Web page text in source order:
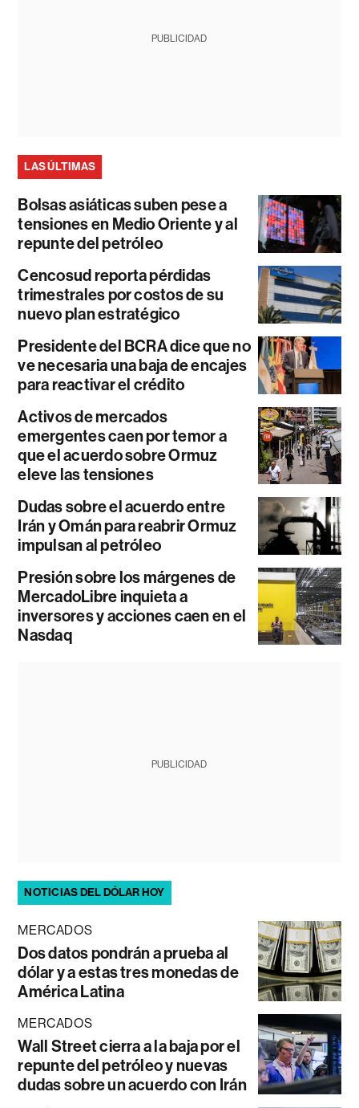
PUBLICIDAD
LAS ÚLTIMAS
Bolsas asiáticas suben pese a
tensiones en Medio Oriente y al
repunte del petróleo
Cencosud reporta pérdidas
trimestrales por costos de su
nuevo plan estratégico
Presidente del BCRA dice que no
ve necesaria una baja de encajes
para reactivar el crédito
Activos de mercados
emergentes caen por temor a
que el acuerdo sobre Ormuz
eleve las tensiones
Dudas sobre el acuerdo entre
Irán y Omán para reabrir Ormuz
impulsan al petróleo
Presión sobre los márgenes de
MercadoLibre inquieta a
inversores y acciones caen en el
Nasdaq
PUBLICIDAD
NOTICIAS DEL DÓLAR HOY
MERCADOS
Dos datos pondrán a prueba al
dólar y a estas tres monedas de
América Latina
MERCADOS
Wall Street cierra a la baja por el
repunte del petróleo y nuevas
dudas sobre un acuerdo con Irán